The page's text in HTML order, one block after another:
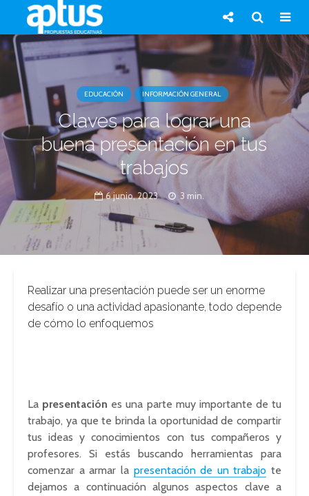
EDUCACIÓN INFORMACIÓN GENERAL
Claves para lograr una
buena presentación en tus
trabajos
6 junio, 2023 3 min.
Realizar una presentación puede ser un enorme
desafío o una actividad apasionante, todo depende
de cómo lo enfoquemos
La presentación es una parte muy importante de tu
trabajo, ya que te brinda la oportunidad de compartir
tus ideas y conocimientos con tus compañeros y
profesores. Si estás buscando herramientas para
comenzar a armar la presentación de un trabajo te
dejamos a continuación algunos aspectos clave a